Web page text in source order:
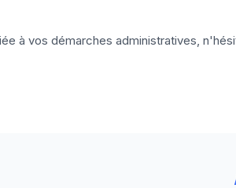
à vos démarches administratives,